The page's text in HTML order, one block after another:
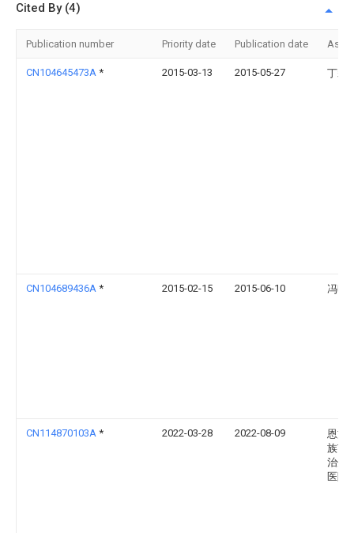
Cited By (4)
Publication number Priority date Publication date
CN104645473A * 2015-03-13 2015-05-27 丁莉
CN104689436A * 2015-02-15 2015-06-10 冯明
CN114870103A * 2022-03-28 2022-08-09
恩施
族苗
治州
医院